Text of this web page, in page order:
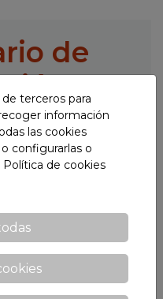
de
terceros para
información
las cookies
configurarlas o
Política de cookies